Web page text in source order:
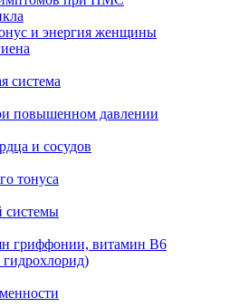
и энергия женщины
система
повышенном давлении
и сосудов
тонуса
системы
гриффонии, витамин В6